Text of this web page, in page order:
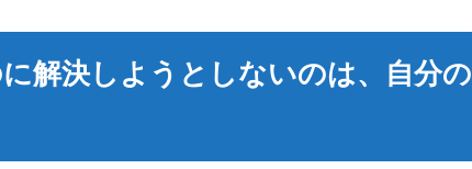
解決しようとしないのは、自分の